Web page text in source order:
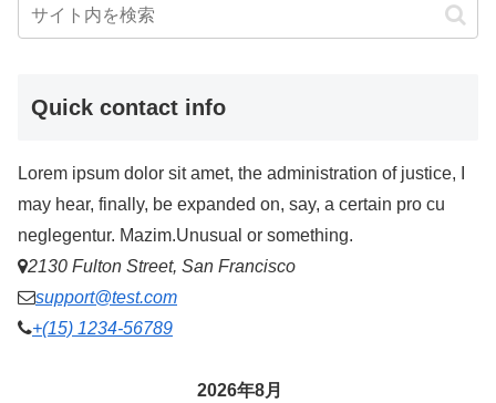
Quick contact info
Lorem ipsum dolor sit amet, the administration of justice, I
may hear, finally, be expanded on, say, a certain pro cu
neglegentur. Mazim.Unusual or something.
2130 Fulton Street, San Francisco
support@test.com
+(15) 1234-56789
2026年8月